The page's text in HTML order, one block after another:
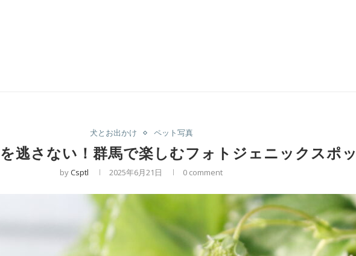
犬とお出かけ ペット写真
逃さない！群馬で楽しむフォトジェニックスポ
byCsptl 2025年6月21日 0 comment